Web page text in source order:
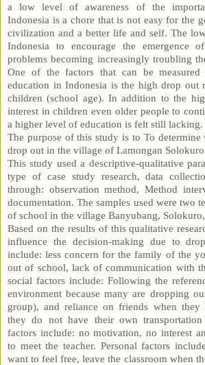
a low level of awareness of the
Indonesia is a chore that is not easy for the
civilization and a better life and self. The
Indonesia to encourage the emergence
problems becoming increasingly troubling
One of the factors that can be
education in Indonesia is the high drop out
children (school age). In addition to the
interest in children even older people to
a higher level of education is felt still lacking.
The purpose of this study is to To determine
drop out in the village of Lamongan
This study used a descriptive-qualitative
type of case study research, data
through: observation method, Method
documentation. The samples used were two
of school in the village Banyubang,
Based on the results of this qualitative
influence the decision-making due to
include: less concern for the family of the
out of school, lack of communication with
social factors include: Following the
environment because many are dropping
group), and reliance on friends when they
they do not have their own transportation
factors include: no motivation, no interest
to meet the teacher. Personal factors
want to feel free, leave the classroom when